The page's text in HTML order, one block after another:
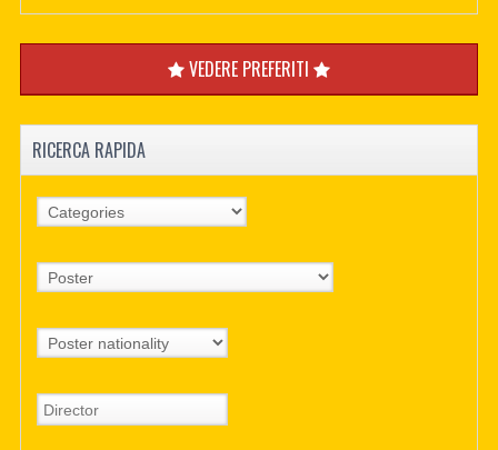
VEDERE PREFERITI
RICERCA RAPIDA